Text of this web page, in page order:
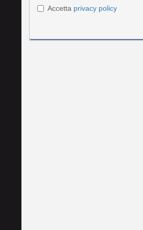
Accetta privacy policy